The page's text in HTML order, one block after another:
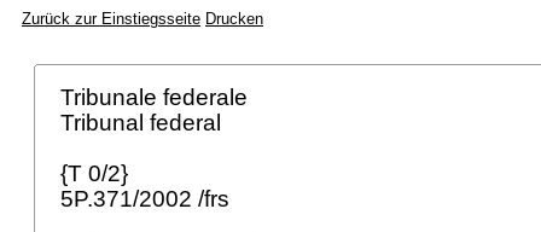
Zurück zur Einstiegsseite Drucken
Tribunale federale
Tribunal federal
{T 0/2}
5P.371/2002 /frs